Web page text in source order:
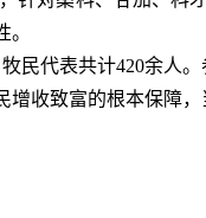
民代表共计420余人
收致富的根本保障